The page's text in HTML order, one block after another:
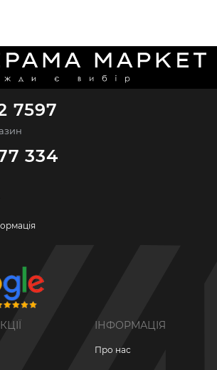
7597
334
ІНФОРМАЦІЯ
Про нас